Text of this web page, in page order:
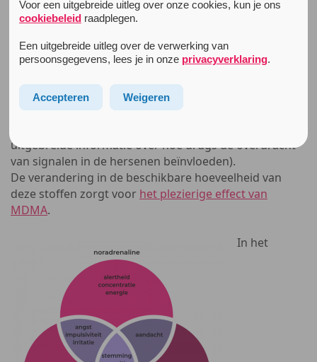
Hoe zit het in het brein?
methyleendioxymethamfetamine).MDMA
een aantal neurotransmitters, ofwel
voor meer en langere activiteit van serotonine tussen
hersencellen. Daarnaast worden dopamine en
uitgebreide informatie over hoe drugs de overdracht
van signalen in de hersenen beïnvloeden).
De verandering in de beschikbare hoeveelheid van
deze stoffen zorgt voor het plezierige effect van
MDMA.
In het
Voor een uitgebreide uitleg over onze cookies, kun je ons
cookiebeleidraadplegen.
Een uitgebreide uitleg over de verwerking van
persoonsgegevens, lees je in onze privacyverklaring.
Accepteren Weigeren